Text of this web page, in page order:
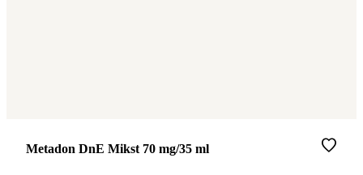
Merke:
Metadon DnE Mikst 70 mg/35 ml